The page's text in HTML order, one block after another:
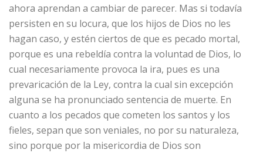
ahora aprendan a cambiar de parecer. Mas si todavía
persisten en su locura, que los hijos de Dios no les
hagan caso, y estén ciertos de que es pecado mortal,
porque es una rebeldía contra la voluntad de Dios, lo
cual necesariamente provoca la ira, pues es una
prevaricación de la Ley, contra la cual sin excepción
alguna se ha pronunciado sentencia de muerte. En
cuanto a los pecados que cometen los santos y los
fieles, sepan que son veniales, no por su naturaleza,
sino porque por la misericordia de Dios son